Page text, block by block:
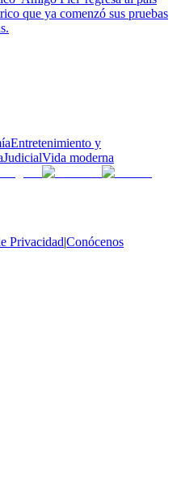
que ya comenzó sus pruebas
Entretenimiento y
JudicialVida moderna
Privacidad|Conócenos